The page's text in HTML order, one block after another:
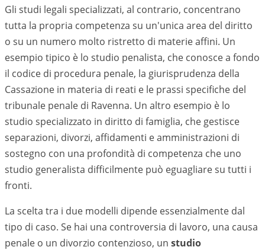
Gli studi legali specializzati, al contrario, concentrano
tutta la propria competenza su un'unica area del diritto
o su un numero molto ristretto di materie affini. Un
esempio tipico è lo studio penalista, che conosce a fondo
il codice di procedura penale, la giurisprudenza della
Cassazione in materia di reati e le prassi specifiche del
tribunale penale di Ravenna. Un altro esempio è lo
studio specializzato in diritto di famiglia, che gestisce
separazioni, divorzi, affidamenti e amministrazioni di
sostegno con una profondità di competenza che uno
studio generalista difficilmente può eguagliare su tutti i
fronti.
La scelta tra i due modelli dipende essenzialmente dal
tipo di caso. Se hai una controversia di lavoro, una causa
penale o un divorzio contenzioso, un studio